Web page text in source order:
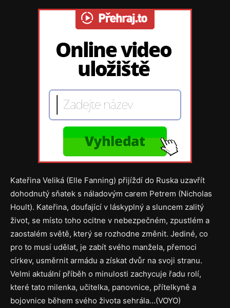
Kateřina Veliká (Elle Fanning) přijíždí do Ruska uzavřít
dohodnutý sňatek s náladovým carem Petrem (Nicholas
Hoult). Kateřina, doufající v láskyplný a sluncem zalitý
život, se místo toho ocitne v nebezpečném, zpustlém a
zaostalém světě, který se rozhodne změnit. Jediné, co
pro to musí udělat, je zabít svého manžela, přemoci
církev, usměrnit armádu a získat dvůr na svoji stranu.
Velmi aktuální příběh o minulosti zachycuje řadu rolí,
které tato milenka, učitelka, panovnice, přítelkyně a
bojovnice během svého života sehrála…(VOYO)